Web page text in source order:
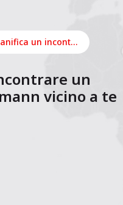
Pianifica un incontro online
un
vicino a te